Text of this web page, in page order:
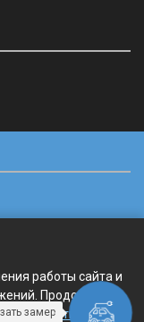
работы сайта и
Продолжая
политикой
замер